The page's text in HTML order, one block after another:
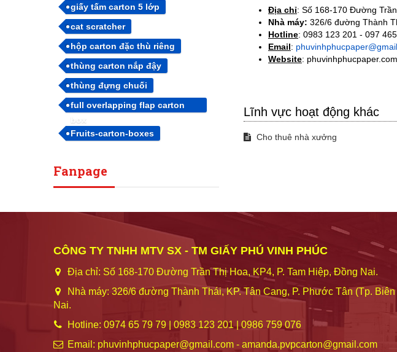
Địa chỉ: Số 168-170 Đường
Nhà máy: 326/6 đường Thành
Hotline: 0983 123 201 - 097
Email:
Website: phuvinhphucpaper.com
Lĩnh vực hoạt động khác
Cho thuê nhà xưởng
giấy tấm carton 5 lớp
cat scratcher
hộp carton đặc thù riêng
thùng carton nắp đậy
thùng đựng chuối
full overlapping flap carton
box
Fruits-carton-boxes
Fanpage
CÔNG TY TNHH MTV SX - TM GIẤY PHÚ VINH PHÚC
Địa chỉ: Số 168-170 Đường Trần Thị Hoa, KP4, P. Tam Hiệp, Đồng Nai.
Nhà máy: 326/6 đường Thành Thái, KP. Tân Cang, P. Phước Tân (Tp.
Nai.
Hotline: 0974 65 79 79 | 0983 123 201 | 0986 759 076
Email: phuvinhphucpaper@gmail.com - amanda.pvpcarton@gmail.com